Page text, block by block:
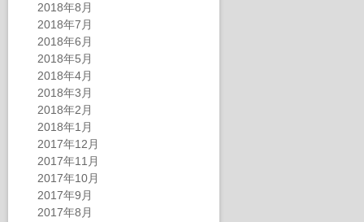
2018年8月
2018年7月
2018年6月
2018年5月
2018年4月
2018年3月
2018年2月
2018年1月
2017年12月
2017年11月
2017年10月
2017年9月
2017年8月